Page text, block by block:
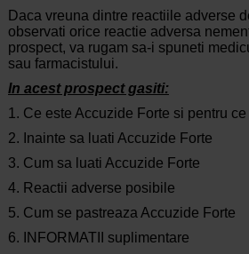
Daca vreuna dintre reactiile adverse
observati orice reactie adversa
prospect, va rugam sa-i spuneti
sau farmacistului.
In acest prospect gasiti:
1. Ce este Accuzide Forte si pentru
2. Inainte sa luati Accuzide Forte
3. Cum sa luati Accuzide Forte
4. Reactii adverse posibile
5. Cum se pastreaza Accuzide Forte
6. INFORMATII suplimentare